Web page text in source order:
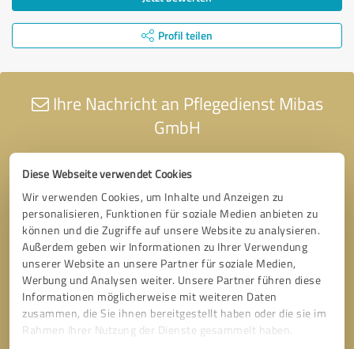
Diese Webseite verwendet Cookies
Wir verwenden Cookies, um Inhalte und Anzeigen zu
personalisieren, Funktionen für soziale Medien anbieten zu
können und die Zugriffe auf unsere Website zu analysieren.
Außerdem geben wir Informationen zu Ihrer Verwendung
unserer Website an unsere Partner für soziale Medien,
Werbung und Analysen weiter. Unsere Partner führen diese
Informationen möglicherweise mit weiteren Daten
zusammen, die Sie ihnen bereitgestellt haben oder die sie im
Rahmen Ihrer Nutzung der Dienste gesammelt haben.
Profil teilen
Ihre Nachricht an Pflegedienst Mibas
GmbH